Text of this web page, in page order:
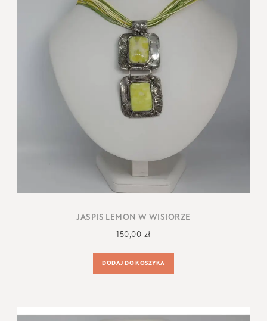
JASPIS LEMON W WISIORZE
150,00 zł
DODAJ DO KOSZYKA